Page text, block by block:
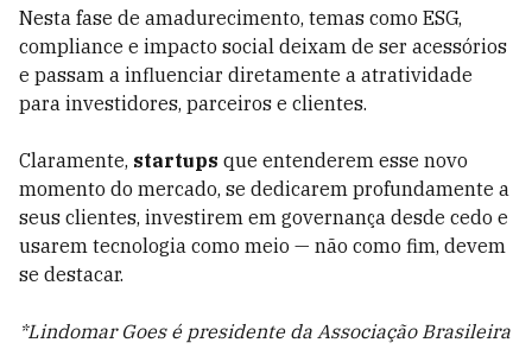
Nesta fase de amadurecimento, temas como ESG,
compliance e impacto social deixam de ser acessórios
e passam a influenciar diretamente a atratividade
para investidores, parceiros e clientes.
Claramente, startups que entenderem esse novo
momento do mercado, se dedicarem profundamente a
seus clientes, investirem em governança desde cedo e
usarem tecnologia como meio — não como fim, devem
se destacar.
*Lindomar Goes é presidente da Associação Brasileira